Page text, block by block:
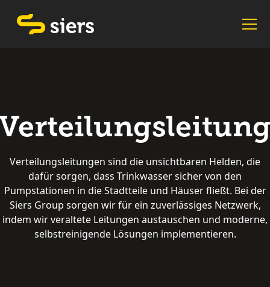
Verteilungsleitungen sind die unsichtbaren Helden, die
dafür sorgen, dass Trinkwasser sicher von den
Pumpstationen in die Stadtteile und Häuser fließt. Bei der
Siers Group sorgen wir für ein zuverlässiges Netzwerk,
indem wir veraltete Leitungen austauschen und moderne,
selbstreinigende Lösungen implementieren.